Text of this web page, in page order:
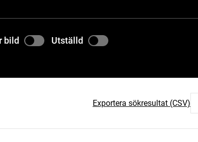
bild Utställd
Exportera sökresultat (CSV)